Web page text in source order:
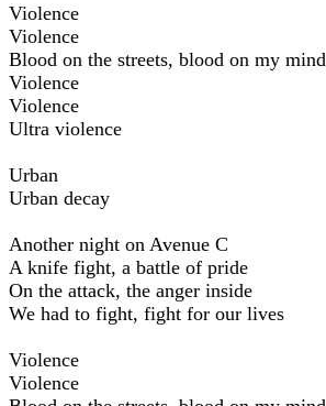
Violence
Violence
Blood on the streets, blood on my mind
Violence
Violence
Ultra violence
Urban
Urban decay
Another night on Avenue C
A knife fight, a battle of pride
On the attack, the anger inside
We had to fight, fight for our lives
Violence
Violence